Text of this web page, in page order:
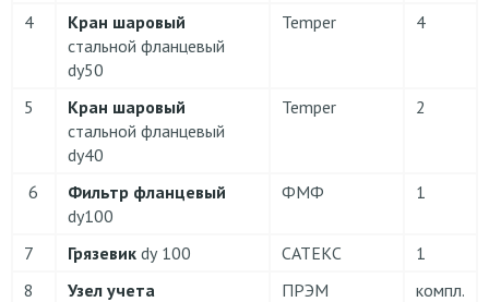
4
Кран шаровый
cтальной фланцевый
dу50
Temper 4
5
Кран шаровый
cтальной фланцевый
dу40
Temper 2
6
Фильтр фланцевый
dy100
ФМФ 1
7 Грязевик dу 100 САТЕКС
1
8
Узел учета
ПРЭМ компл.